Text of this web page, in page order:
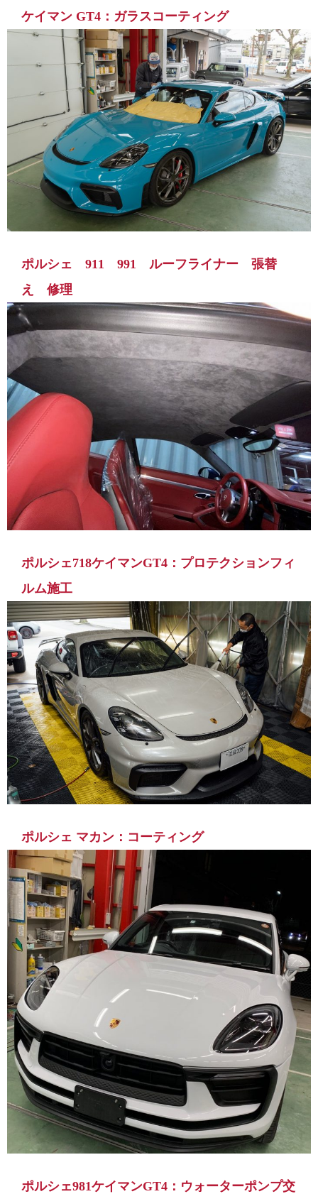
ケイマン GT4：ガラスコーティング
ポルシェ 911 991 ルーフライナー 張替
え 修理
ポルシェ718ケイマンGT4：プロテクションフィ
ルム施工
ポルシェ マカン：コーティング
ポルシェ981ケイマンGT4：ウォーターポンプ交